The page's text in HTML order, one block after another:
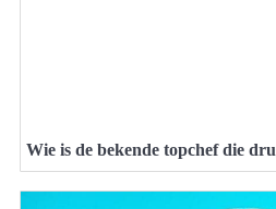
Wie is de bekende topchef die